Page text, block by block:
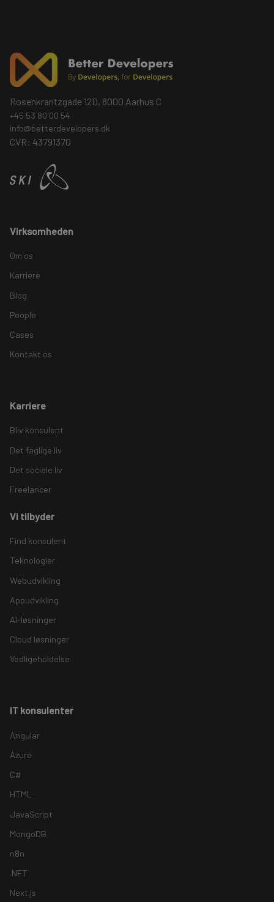
Rosenkrantzgade 12D, 8000 Aarhus C
+45 53 80 00 54
info@betterdevelopers.dk
CVR: 43791370
Virksomheden
Om os
Karriere
Blog
People
Cases
Kontakt os
Karriere
Bliv konsulent
Det faglige liv
Det sociale liv
Freelancer
Vi tilbyder
Find konsulent
Teknologier
Webudvikling
Appudvikling
AI-løsninger
Cloud løsninger
Vedligeholdelse
IT konsulenter
Angular
Azure
C#
HTML
JavaScript
MongoDB
n8n
.NET
Next.js